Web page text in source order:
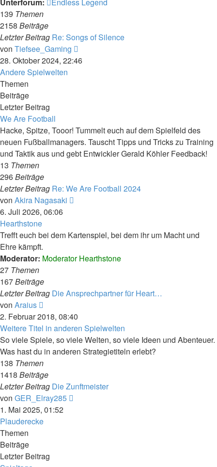
139 Themen
2158 Beiträge
Letzter Beitrag Re: Songs of Silence
von Tiefsee_Gaming
Beitrag
28. Oktober 2024, 22:46
Andere Spielwelten
Themen
Beiträge
Letzter Beitrag
We Are Football
Hacke, Spitze, Tooor! Tummelt euch auf dem Spielfeld des
neuen Fußballmanagers. Tauscht Tipps und Tricks zu Training
und Taktik aus und gebt Entwickler Gerald Köhler Feedback!
13 Themen
296Beiträge
Letzter Beitrag Re: We Are Football 2024
von Akira Nagasaki
6. Juli 2026, 06:06
Hearthstone
Trefft euch bei dem Kartenspiel, bei dem ihr um Macht und
Ehre kämpft.
Moderator: Moderator Hearthstone
27 Themen
167Beiträge
Letzter Beitrag Die Ansprechpartner für Heart…
von Araius
Beitrag
2. Februar 2018, 08:40
Weitere Titel in anderen Spielwelten
So viele Spiele, so viele Welten, so viele Ideen und Abenteuer.
Was hast du in anderen Strategietiteln erlebt?
138 Themen
1418 Beiträge
Letzter Beitrag Die Zunftmeister
von GER_Elray285
1. Mai 2025, 01:52
Plauderecke
Themen
Beiträge
Letzter Beitrag